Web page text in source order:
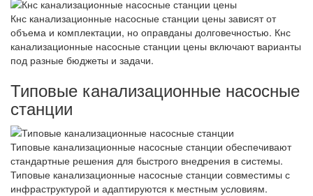
Кнс канализационные насосные станции цены зависят от
объема и комплектации, но оправданы долговечностью. Кнс
канализационные насосные станции цены включают варианты
под разные бюджеты и задачи.
Типовые канализационные насосные
станции
Типовые канализационные насосные станции обеспечивают
стандартные решения для быстрого внедрения в системы.
Типовые канализационные насосные станции совместимы с
инфраструктурой и адаптируются к местным условиям.